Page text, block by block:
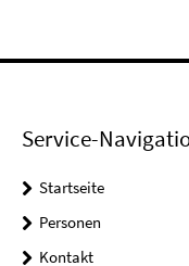
Service-
Startseite
Personen
Kontakt